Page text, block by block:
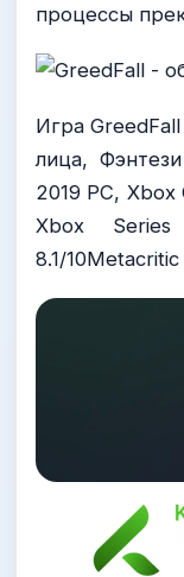
процессы
Игра
лица,
2019 PC, Xbox
Xbox Series
8.1/